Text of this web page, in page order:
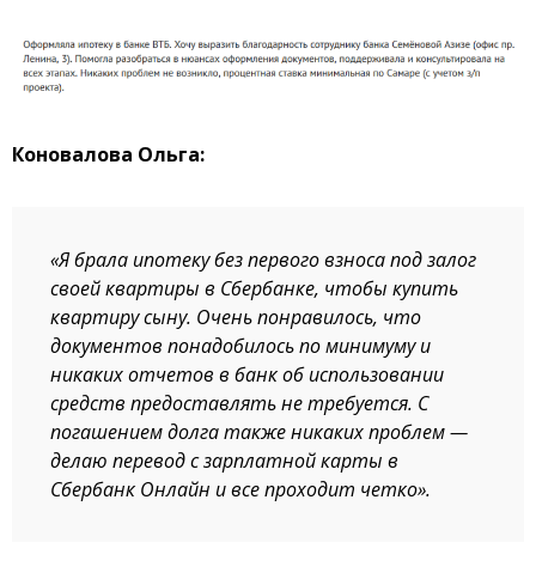
Коновалова Ольга:
«Я брала ипотеку без первого взноса под залог
своей квартиры в Сбербанке, чтобы купить
квартиру сыну. Очень понравилось, что
документов понадобилось по минимуму и
никаких отчетов в банк об использовании
средств предоставлять не требуется. С
погашением долга также никаких проблем —
делаю перевод с зарплатной карты в
Сбербанк Онлайн и все проходит четко».